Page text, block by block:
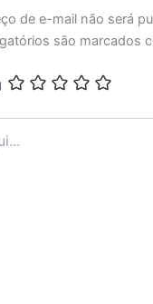
de e-mail não será
são marcados